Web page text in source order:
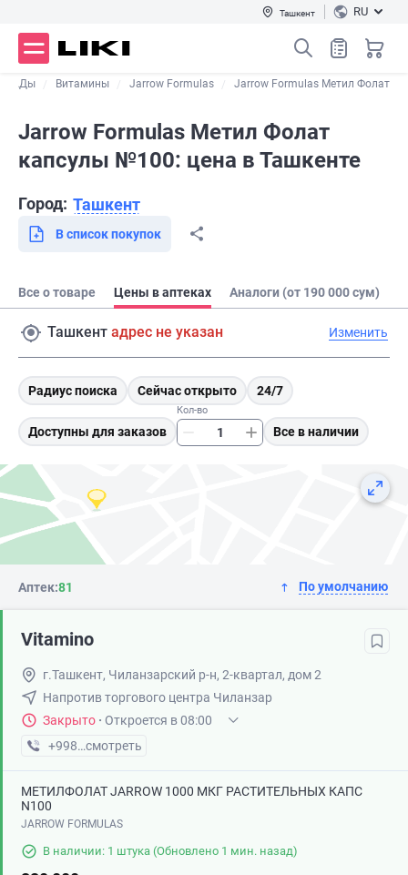
Ташкент RU
БАДы Витамины Jarrow Formulas Jarrow Formulas Метил Фолат
Jarrow Formulas Метил Фолат
капсулы №100: цена в Ташкенте
Город: Ташкент
В список покупок
Все о товаре Цены в аптеках Аналоги (от 190 000 сум)
Ташкент адрес не указан Изменить
Радиус поиска Сейчас открыто 24/7
Доступны для заказов
Кол-во
Все в наличии
Аптек:81 По умолчанию
Vitamino
г.Ташкент, Чиланзарский р-н, 2-квартал, дом 2
Напротив торгового центра Чиланзар
Закрыто · Откроется в 08:00
+998 (95) XXX-XX-XX
смотреть
МЕТИЛФОЛАТ JARROW 1000 МКГ РАСТИТЕЛЬНЫХ КАПС
N100
JARROW FORMULAS
В наличии: 1 штука (Обновлено 1 мин. назад)